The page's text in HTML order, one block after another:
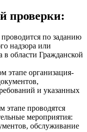
проверки:
по заданию
надзора или
в области Гражданской
этапе организация-
и указанных
этапе проводятся
мероприятия:
обслуживание